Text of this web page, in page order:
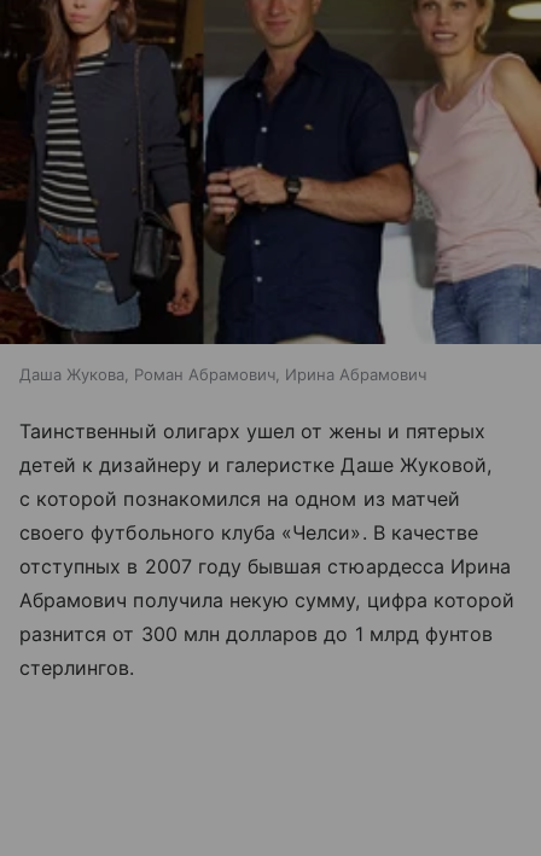
Даша Жукова, Роман Абрамович, Ирина Абрамович
Таинственный олигарх ушел от жены и пятерых
детей к дизайнеру и галеристке Даше Жуковой,
с которой познакомился на одном из матчей
своего футбольного клуба «Челси». В качестве
отступных в 2007 году бывшая стюардесса Ирина
Абрамович получила некую сумму, цифра которой
разнится от 300 млн долларов до 1 млрд фунтов
стерлингов.